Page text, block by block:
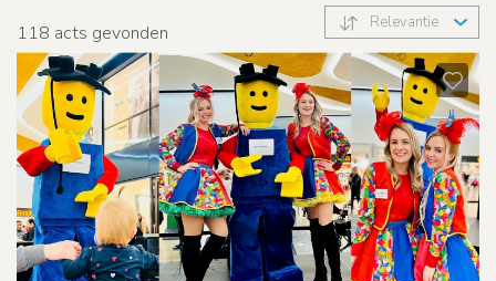
118 acts gevonden Relevantie